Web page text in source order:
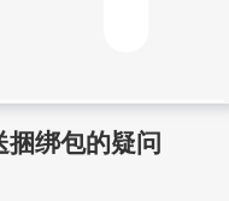
绑包的疑问